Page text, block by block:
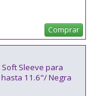
Comprar
Sleeve para
11.6"/ Negra